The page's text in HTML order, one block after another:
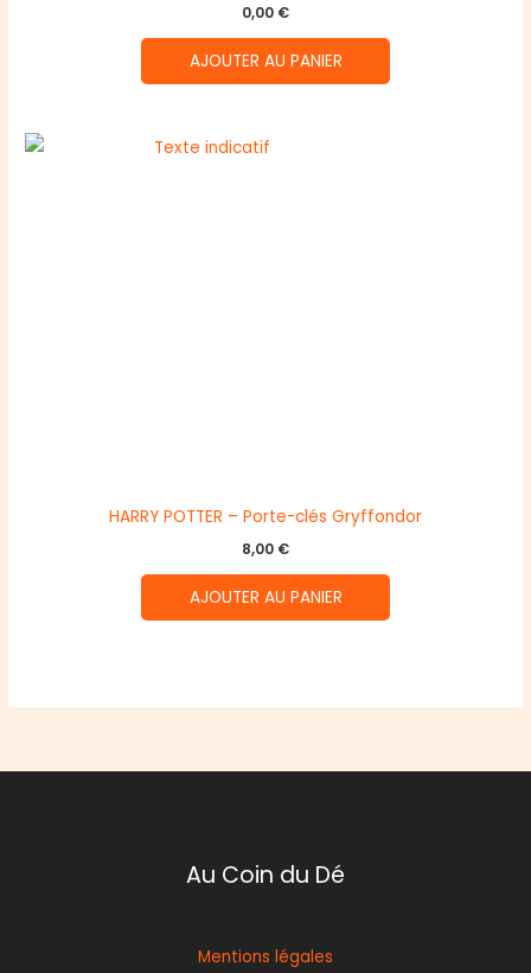
0,00 €
AJOUTER AU PANIER
HARRY POTTER – Porte-clés Gryffondor
8,00 €
AJOUTER AU PANIER
Au Coin du Dé
Mentions légales